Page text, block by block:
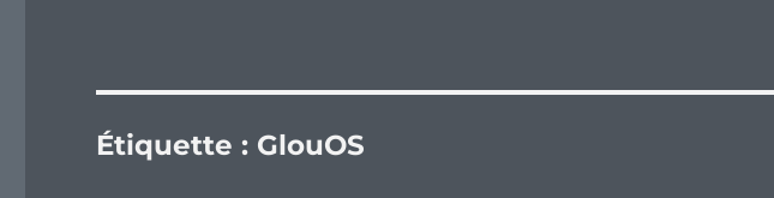
Étiquette : GlouOS